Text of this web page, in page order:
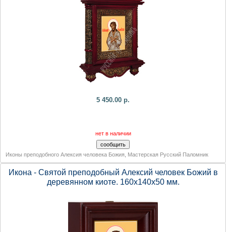
5 450.00 р.
нет в наличии
Иконы преподобного Алексия человека Божия Мастерская Русский Паломник
Икона - Святой преподобный Алексий человек Божий в
деревянном киоте. 160х140х50 мм.